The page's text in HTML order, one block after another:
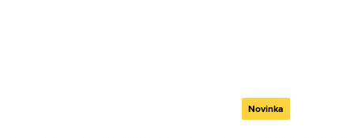
Novinka